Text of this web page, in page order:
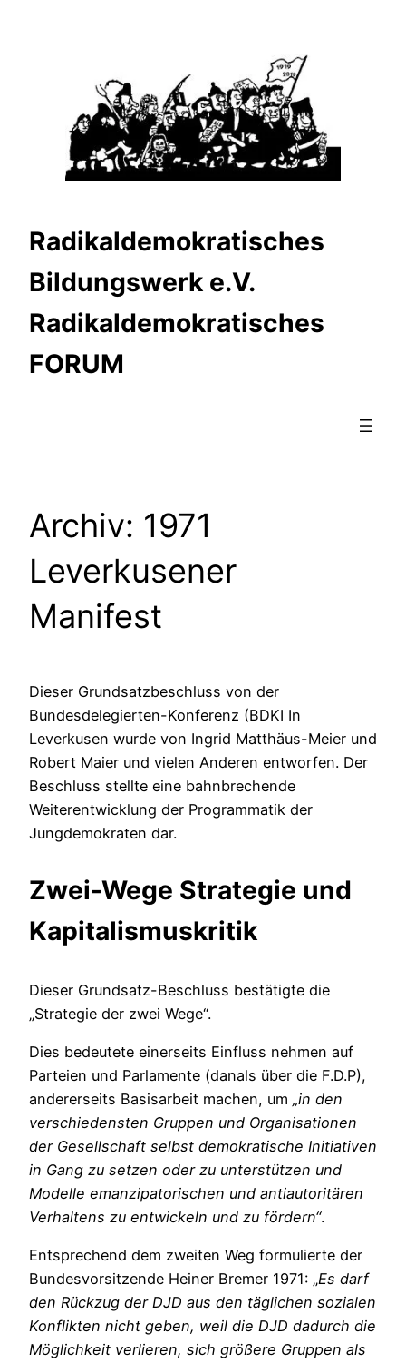
Radikaldemokratisches
Bildungswerk e.V.
Radikaldemokratisches
FORUM
Archiv: 1971
Leverkusener
Manifest
Dieser Grundsatzbeschluss von der
Bundesdelegierten-Konferenz (BDKI In
Leverkusen wurde von Ingrid Matthäus-Meier und
Robert Maier und vielen Anderen entworfen. Der
Beschluss stellte eine bahnbrechende
Weiterentwicklung der Programmatik der
Jungdemokraten dar.
Zwei-Wege Strategie und
Kapitalismuskritik
Dieser Grundsatz-Beschluss bestätigte die
„Strategie der zwei Wege“.
Dies bedeutete einerseits Einfluss nehmen auf
Parteien und Parlamente (danals über die F.D.P),
andererseits Basisarbeit machen, um „in den
verschiedensten Gruppen und Organisationen
der Gesellschaft selbst demokratische Initiativen
in Gang zu setzen oder zu unterstützen und
Modelle emanzipatorischen und antiautoritären
Verhaltens zu entwickeln und zu fördern“.
Entsprechend dem zweiten Weg formulierte der
Bundesvorsitzende Heiner Bremer 1971: „Es darf
den Rückzug der DJD aus den täglichen sozialen
Konflikten nicht geben, weil die DJD dadurch die
Möglichkeit verlieren, sich größere Gruppen als